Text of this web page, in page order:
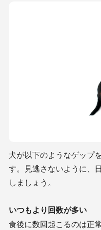
犬が以下のようなゲップ
す。見逃さないように、
しましょう。
いつもより回数が多い
食後に数回起こるのは正